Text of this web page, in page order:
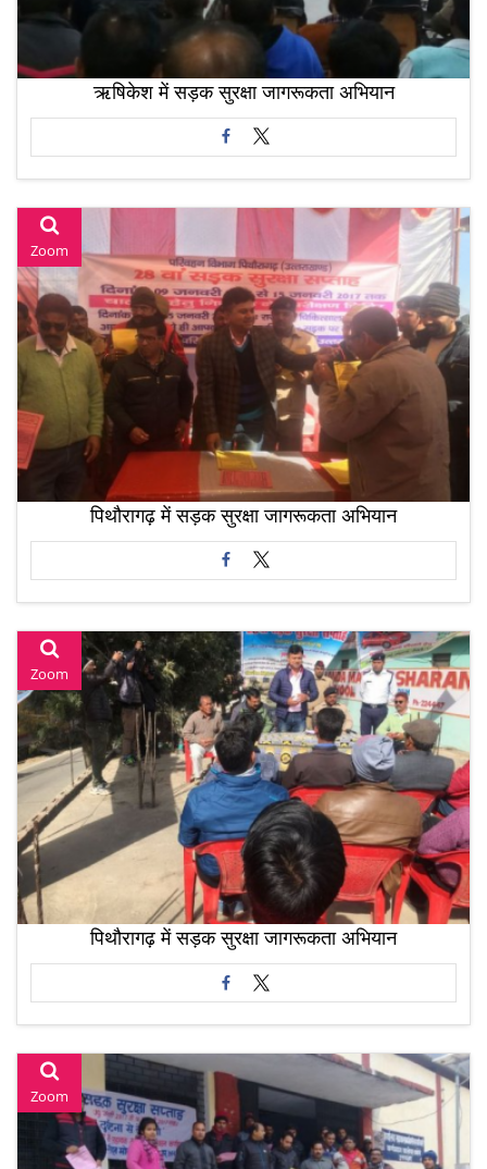
ऋषिकेश में सड़क सुरक्षा जागरूकता अभियान
Zoom
पिथौरागढ़ में सड़क सुरक्षा जागरूकता अभियान
Zoom
पिथौरागढ़ में सड़क सुरक्षा जागरूकता अभियान
Zoom